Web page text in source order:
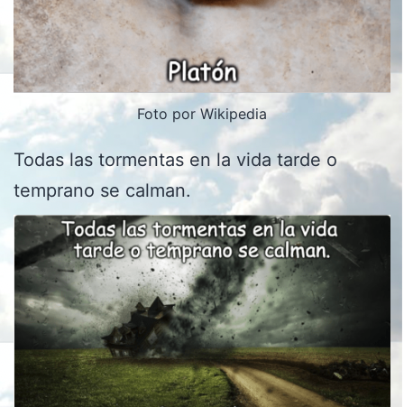
Foto por Wikipedia
Todas las tormentas en la vida tarde o
temprano se calman.